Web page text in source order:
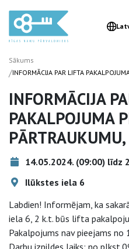
Sākums
/INFORMĀCIJA PAR LIFTA
INFORMĀCIJA
PAKALPOJUMA
PĀRTRAUKUMU,
14.05.2024. (09:00) līdz
Ilūkstes iela 6
Labdien! Informējam, ka
iela 6, 2 k.t. būs lifta
Pakalpojums nav pieejams
Darbu izpildes laiks: no